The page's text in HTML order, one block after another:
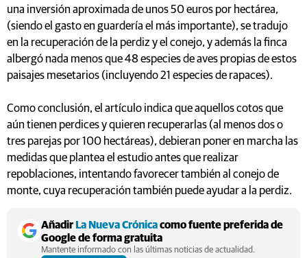
una inversión aproximada de unos 50 euros por hectárea,
(siendo el gasto en guardería el más importante), se tradujo
en la recuperación de la perdiz y el conejo, y además la finca
albergó nada menos que 48 especies de aves propias de estos
paisajes mesetarios (incluyendo 21 especies de rapaces).
Como conclusión, el artículo indica que aquellos cotos que
aún tienen perdices y quieren recuperarlas (al menos dos o
tres parejas por 100 hectáreas), debieran poner en marcha las
medidas que plantea el estudio antes que realizar
repoblaciones, intentando favorecer también al conejo de
monte, cuya recuperación también puede ayudar a la perdiz.
AñadirLa Nueva Crónicacomo fuente preferida de
Google de forma gratuita
Mantente informado con las últimas noticias de actualidad.